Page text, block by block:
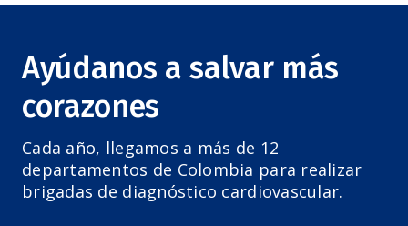
Ayúdanos a salvar más
corazones
Cada año, llegamos a más de 12
departamentos de Colombia para realizar
brigadas de diagnóstico cardiovascular.